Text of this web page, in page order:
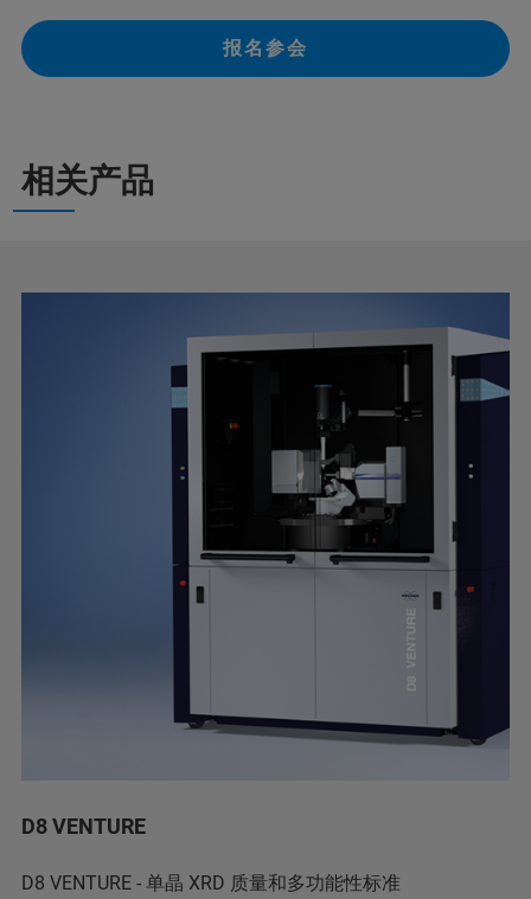
报名参会
相关产品
D8 VENTURE
D8 VENTURE - 单晶 XRD 质量和多功能性标准